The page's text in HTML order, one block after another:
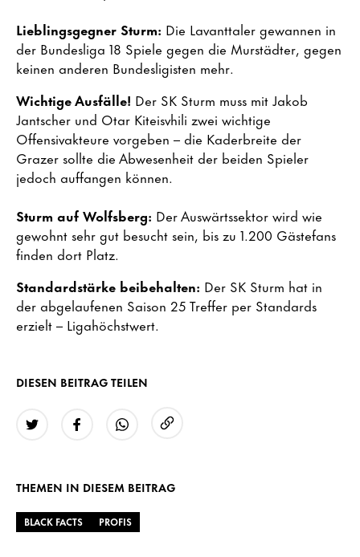
Lieblingsgegner Sturm: Die Lavanttaler gewannen in
der Bundesliga 18 Spiele gegen die Murstädter, gegen
keinen anderen Bundesligisten mehr.
Wichtige Ausfälle! Der SK Sturm muss mit Jakob
Jantscher und Otar Kiteisvhili zwei wichtige
Offensivakteure vorgeben – die Kaderbreite der
Grazer sollte die Abwesenheit der beiden Spieler
jedoch auffangen können.
Sturm auf Wolfsberg: Der Auswärtssektor wird wie
gewohnt sehr gut besucht sein, bis zu 1.200 Gästefans
finden dort Platz.
Standardstärke beibehalten: Der SK Sturm hat in
der abgelaufenen Saison 25 Treffer per Standards
erzielt – Ligahöchstwert.
DIESEN BEITRAG TEILEN
THEMEN IN DIESEM BEITRAG
BLACK FACTS PROFIS